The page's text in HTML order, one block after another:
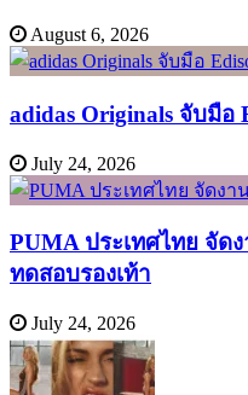
August 6, 2026
adidas Originals จับมือ
July 24, 2026
PUMA ประเทศไทย จัด
ทดสอบรองเท้า
July 24, 2026